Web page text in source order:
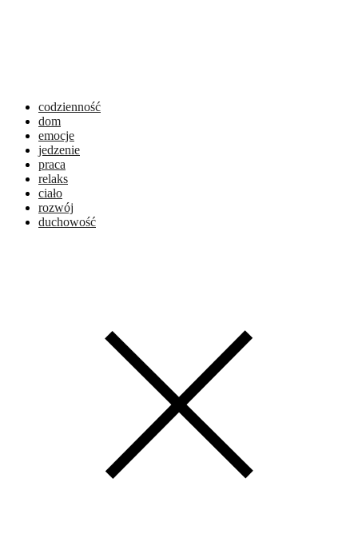
codzienność
dom
emocje
jedzenie
praca
relaks
ciało
rozwój
duchowość